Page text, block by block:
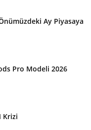
Ay Piyasaya
Pro Modeli 2026
Krizi